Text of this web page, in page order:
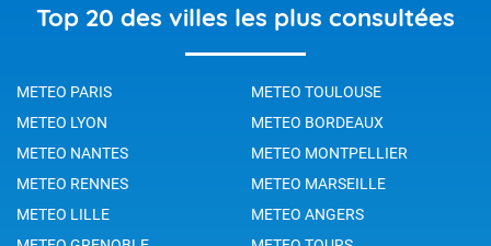
Top 20 des villes les plus consultées
METEO PARIS
METEO TOULOUSE
METEO LYON
METEO BORDEAUX
METEO NANTES
METEO MONTPELLIER
METEO RENNES
METEO MARSEILLE
METEO LILLE
METEO ANGERS